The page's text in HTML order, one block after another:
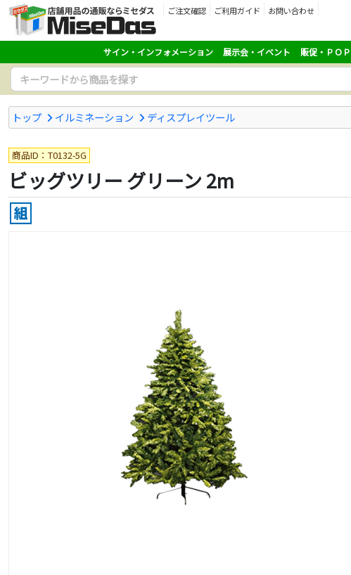
ご注文確認 ご利用ガイド
お問い合わせ
サイン・インフォメーション 展示会・イベント 販促・ＰＯＰ
トップ イルミネーション ディスプレイツール
商品ID：T0132-5G
ビッグツリー グリーン 2m